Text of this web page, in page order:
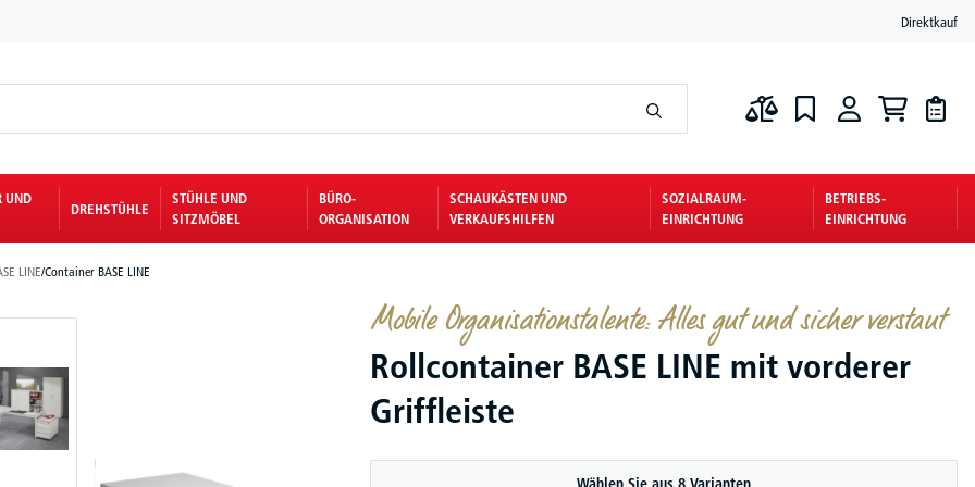
Direktkauf
UND
DREHSTÜHLE
STÜHLE UND
SITZMÖBEL
BÜRO-
ORGANISATION
SCHAUKÄSTEN UND
VERKAUFSHILFEN
SOZIALRAUM-
EINRICHTUNG
BETRIEBS-
EINRICHTUNG
LINE/Container BASE LINE
Mobile Organisationstalente: Alles gut und sicher verstaut
Rollcontainer BASE LINE mit vorderer
Griffleiste